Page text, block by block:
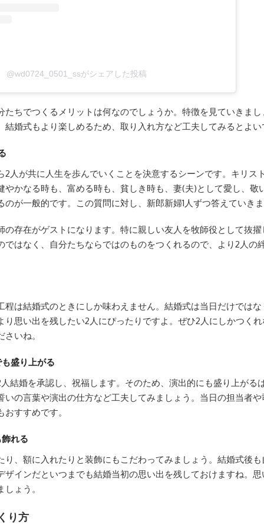
@wd0724_0501_ssがシェアした投稿
たちでつくるメリットは何なのでしょうか。特徴を見ていきま
結婚式もより楽しめるため、取り入れ方など工夫してみるとよい
2人が共に人生を歩んでいくことを決意するシーンです。キリス
やかなる時も、富める時も、貧しき時も、妻(夫)として愛し、敬
が一般的です。この質問に対し、新郎新婦1人ずつ答えていきま
の存在がゲストになります。特に親しい友人を牧師役として抜
ではなく、自分たちならではのものをつくれるので、より2人の
程は結婚式のときにしか味わえません。結婚式は当日だけでは
り思い出を残したい2人にぴったりですよ。ぜひ2人にしかつく
いね。
盛り上がる
結婚を承認し、祝福します。そのため、演出的にも盛り上がる
いの言葉や演出の仕方など工夫してみましょう。当日の担当者
すすめです。
れる
り、額に入れたりと装飾にもこだわってみましょう。結婚式後
ザインだといつまでも結婚当初の思い出を残しておけますね。
ょう。
り方